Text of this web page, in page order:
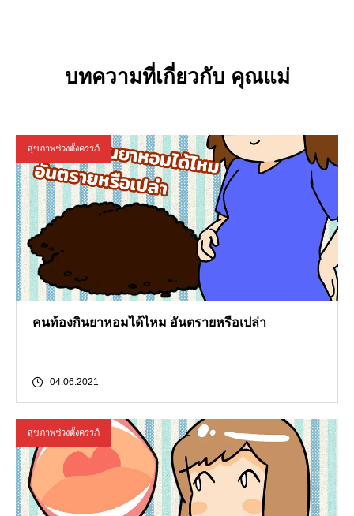
บทความที่เกี่ยวกับ คุณแม่
สุขภาพช่วงตั้งครรภ์
คนท้องกินยาหอมได้ไหม อันตรายหรือเปล่า
04.06.2021
สุขภาพช่วงตั้งครรภ์